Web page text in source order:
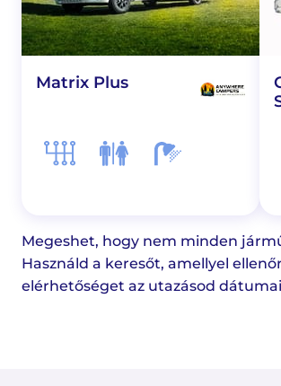
Matrix Plus
Megeshet, hogy nem minden
Használd a keresőt, amellyel
elérhetőséget az utazásod